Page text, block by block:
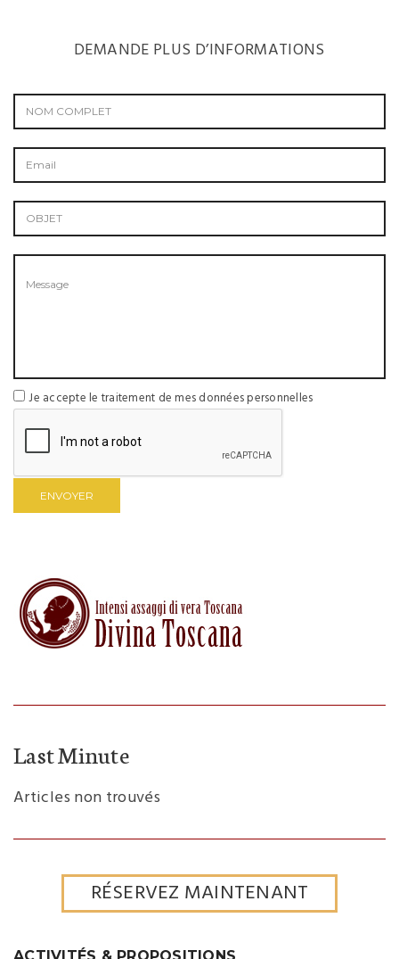
DEMANDE PLUS D’INFORMATIONS
Je accepte le traitement de mes données personnelles
Last Minute
Articles non trouvés
RÉSERVEZ MAINTENANT